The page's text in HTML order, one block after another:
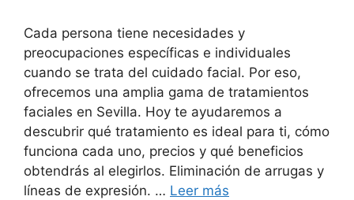
Cada persona tiene necesidades y
preocupaciones específicas e individuales
cuando se trata del cuidado facial. Por eso,
ofrecemos una amplia gama de tratamientos
faciales en Sevilla. Hoy te ayudaremos a
descubrir qué tratamiento es ideal para ti, cómo
funciona cada uno, precios y qué beneficios
obtendrás al elegirlos. Eliminación de arrugas y
líneas de expresión. … Leer más